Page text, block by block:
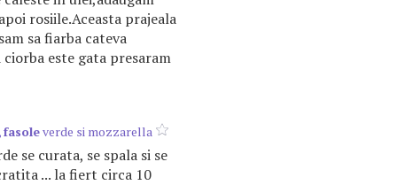
rosiile.Aceasta prajeala
sa fiarba cateva
este gata presaram
fasoleverde si mozzarella
se curata, se spala si se
... la fiert circa 10